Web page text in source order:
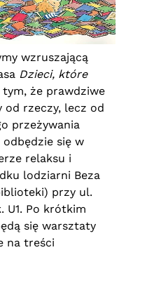
wzruszającą
Dzieci, które
tym, że prawdziwe
od rzeczy, lecz od
przeżywania
się w
relaksu i
lodziarni Beza
przy ul.
U1. Po krótkim
się warsztaty
na treści